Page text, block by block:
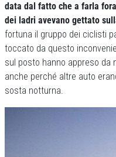
data dal fatto che a farla
dei ladri avevano gettato
fortuna il gruppo dei ciclisti
toccato da questo
sul posto hanno appreso da
anche perché altre auto
sosta notturna.